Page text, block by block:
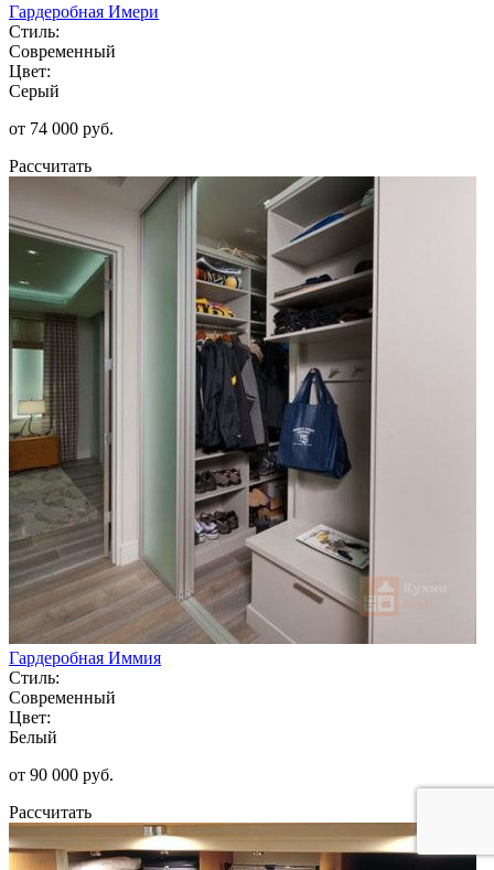
Гардеробная Имери
Стиль:
Современный
Цвет:
Серый
от 74 000 руб.
Рассчитать
Гардеробная Иммия
Стиль:
Современный
Цвет:
Белый
от 90 000 руб.
Рассчитать